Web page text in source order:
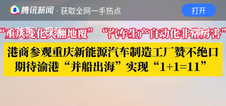
· 获取全网一手热点 打开
首页 视频 无障碍